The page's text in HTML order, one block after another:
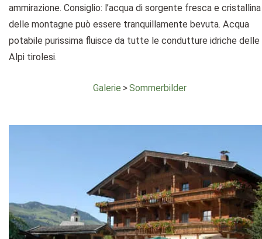
ammirazione. Consiglio: l’acqua di sorgente fresca e cristallina
delle montagne può essere tranquillamente bevuta. Acqua
potabile purissima fluisce da tutte le condutture idriche delle
Alpi tirolesi.
Galerie >Sommerbilder